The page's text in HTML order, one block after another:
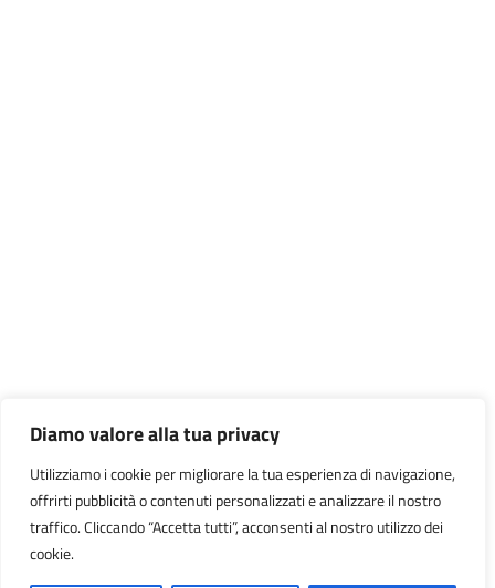
Diamo valore alla tua privacy
Utilizziamo i cookie per migliorare la tua esperienza di navigazione,
offrirti pubblicità o contenuti personalizzati e analizzare il nostro
traffico. Cliccando “Accetta tutti”, acconsenti al nostro utilizzo dei
cookie.